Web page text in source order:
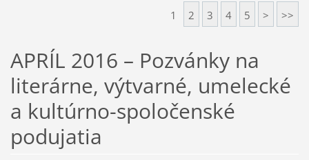
1 2 3 4 5 > >>
APRÍL 2016 – Pozvánky na
literárne, výtvarné, umelecké
a kultúrno-spoločenské
podujatia